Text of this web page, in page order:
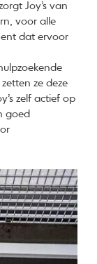
Joy’s van
voor alle
dat ervoor
ze deze
zelf actief op
goed